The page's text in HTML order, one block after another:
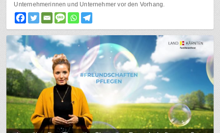
Unternehmerinnen und Unternehmer vor den Vorhang.